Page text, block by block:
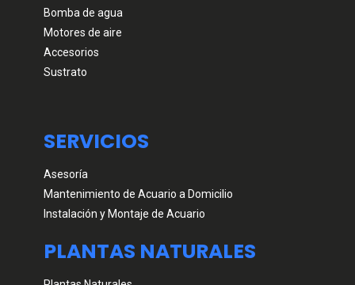
Bomba de agua
Motores de aire
Accesorios
Sustrato
SERVICIOS
Asesoría
Mantenimiento de Acuario a Domicilio
Instalación y Montaje de Acuario
PLANTAS NATURALES